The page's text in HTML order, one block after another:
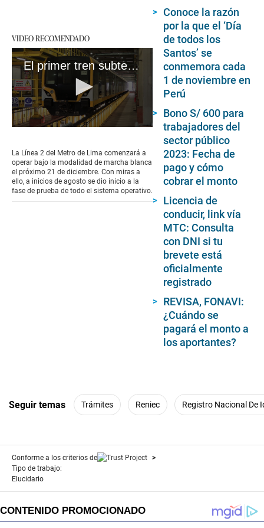
VIDEO RECOMENDADO
El primer tren subterráneo del país próximo a operar
of
4
minutes,
2
seconds
La Línea 2 del Metro de Lima comenzará a
operar bajo la modalidad de marcha blanca
el próximo 21 de diciembre. Con miras a
ello, a inicios de agosto se dio inicio a la
fase de prueba de todo el sistema operativo.
Conoce la razón
por la que el ‘Día
de todos los
Santos’ se
conmemora cada
1 de noviembre en
Perú
Bono S/ 600 para
trabajadores del
sector público
2023: Fecha de
pago y cómo
cobrar el monto
Licencia de
conducir, link vía
MTC: Consulta
con DNI si tu
brevete está
oficialmente
registrado
REVISA, FONAVI:
¿Cuándo se
pagará el monto a
los aportantes?
Seguir temas Trámites Reniec Registro Nacional De
Conforme a los criterios de
Tipo de trabajo:
Elucidario